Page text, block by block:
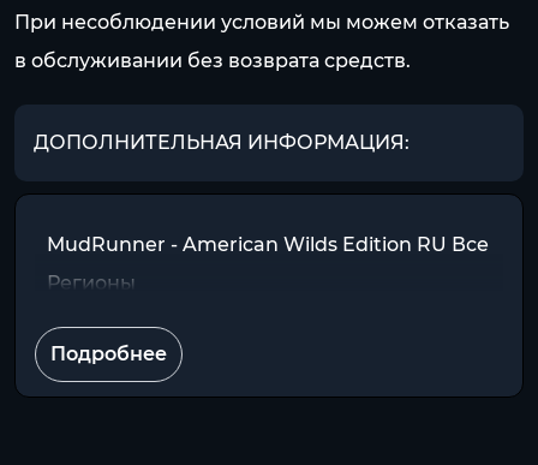
При несоблюдении условий мы можем отказать
в обслуживании без возврата средств.
ДОПОЛНИТЕЛЬНАЯ ИНФОРМАЦИЯ:
MudRunner - American Wilds Edition RU Все
Регионы
Подробнее